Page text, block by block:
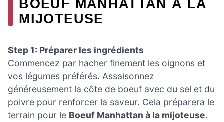
BOEUF MANHATTAN À LA
MIJOTEUSE
Step 1: Préparer les ingrédients
Commencez par hacher finement les oignons et
vos légumes préférés. Assaisonnez
généreusement la côte de boeuf avec du sel et du
poivre pour renforcer la saveur. Cela préparera le
terrain pour le Boeuf Manhattan à la mijoteuse.